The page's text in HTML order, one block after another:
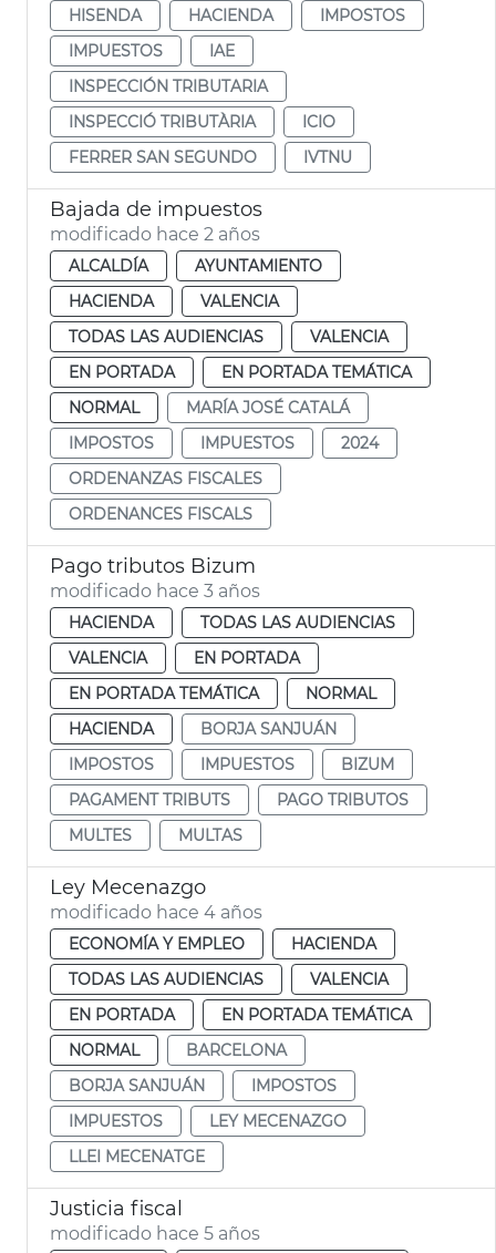
HISENDA HACIENDA
IMPOSTOS
IMPUESTOS
IAE
INSPECCIÓN TRIBUTARIA
INSPECCIÓ TRIBUTÀRIA
ICIO
FERRER SAN SEGUNDO
IVTNU
Bajada de impuestos
modificado hace 2 años
ALCALDÍA
AYUNTAMIENTO
HACIENDA
VALENCIA
TODAS LAS AUDIENCIAS
VALENCIA
EN PORTADA
EN PORTADA TEMÁTICA
NORMAL
MARÍA JOSÉ CATALÁ
IMPOSTOS
IMPUESTOS
2024
ORDENANZAS FISCALES
ORDENANCES FISCALS
Pago tributos Bizum
modificado hace 3 años
HACIENDA
TODAS LAS AUDIENCIAS
VALENCIA
EN PORTADA
EN PORTADA TEMÁTICA
NORMAL
HACIENDA
BORJA SANJUÁN
IMPOSTOS
IMPUESTOS
BIZUM
PAGAMENT TRIBUTS
PAGO TRIBUTOS
MULTES
MULTAS
Ley Mecenazgo
modificado hace 4 años
ECONOMÍA Y EMPLEO
HACIENDA
TODAS LAS AUDIENCIAS
VALENCIA
EN PORTADA
EN PORTADA TEMÁTICA
NORMAL
BARCELONA
BORJA SANJUÁN
IMPOSTOS
IMPUESTOS
LEY MECENAZGO
LLEI MECENATGE
Justicia fiscal
modificado hace 5 años